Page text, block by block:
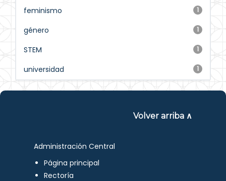
1
feminismo
1
género
1
STEM
1
universidad
Volver arriba ∧
Administración Central
Página principal
Rectoría